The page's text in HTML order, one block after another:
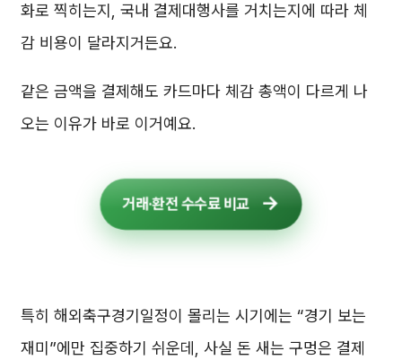
화로 찍히는지, 국내 결제대행사를 거치는지에 따라 체
감 비용이 달라지거든요.
같은 금액을 결제해도 카드마다 체감 총액이 다르게 나
오는 이유가 바로 이거예요.
거래·환전 수수료 비교
특히 해외축구경기일정이 몰리는 시기에는 “경기 보는
재미”에만 집중하기 쉬운데, 사실 돈 새는 구멍은 결제